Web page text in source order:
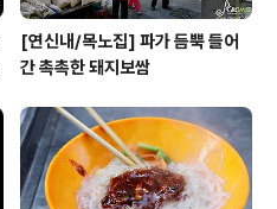
[연신내/목노집] 파가 듬뿍 들어
간 촉촉한 돼지보쌈